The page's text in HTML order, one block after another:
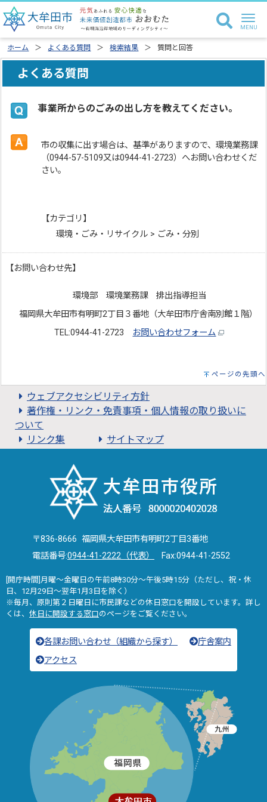
ホーム よくある質問 検索結果 質問と回答
よくある質問
事業所からのごみの出し方を教えてください。
市の収集に出す場合は、基準がありますので、環境業務課
（0944-57-5109又は0944-41-2723）へお問い合わせくだ
さい。
【カテゴリ】
環境・ごみ・リサイクル > ごみ・分別
【お問い合わせ先】
環境部 環境業務課 排出指導担当
福岡県大牟田市有明町2丁目３番地（大牟田市庁舎南別館１階）
TEL:0944-41-2723
お問い合わせフォーム
ページの先頭へ
ウェブアクセシビリティ方針
著作権・リンク・免責事項・個人情報の取り扱いに
ついて
リンク集
サイトマップ
〒836-8666 福岡県大牟田市有明町2丁目3番地
電話番号:0944-41-2222（代表） Fax:0944-41-2552
[開庁時間]月曜～金曜日の午前8時30分～午後5時15分（ただし、祝・休
日、12月29日～翌年1月3日を除く）
※毎月、原則第２日曜日に市民課などの休日窓口を開設しています。詳し
くは、 休日に開設する窓口のページをご覧ください。
各課お問い合わせ（組織から探す）
庁舎案内
アクセス